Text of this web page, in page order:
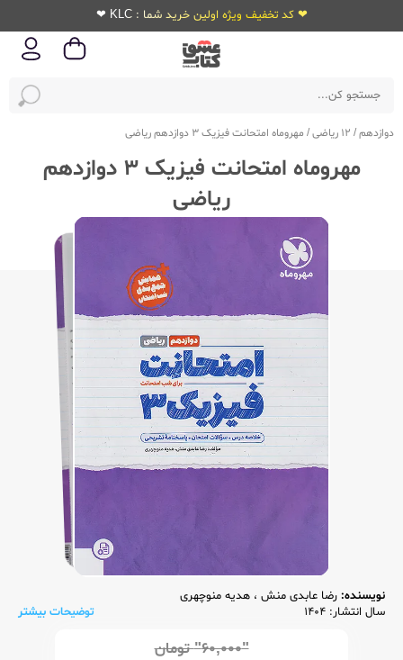
❤ کد تخفیف ویژه اولین خرید شما : KLC ❤
دوازدهم/ 12 ریاضی / مهروماه امتحانت فیزیک 3 دوازدهم ریاضی
مهروماه امتحانت فیزیک 3 دوازدهم
ریاضی
نویسنده: رضا عابدی منش ، هدیه منوچهری
سال انتشار: 1404
توضیحات بیشتر
"۶۰,۰۰۰" تومان